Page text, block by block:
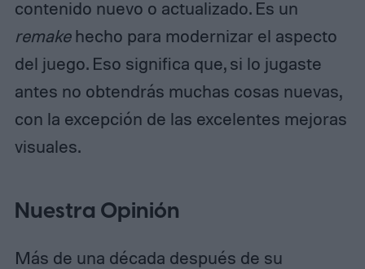
contenido nuevo o actualizado. Es un
remakehecho para modernizar el aspecto
del juego. Eso significa que, si lo jugaste
antes no obtendrás muchas cosas nuevas,
con la excepción de las excelentes mejoras
visuales.
Nuestra Opinión
Más de una década después de su